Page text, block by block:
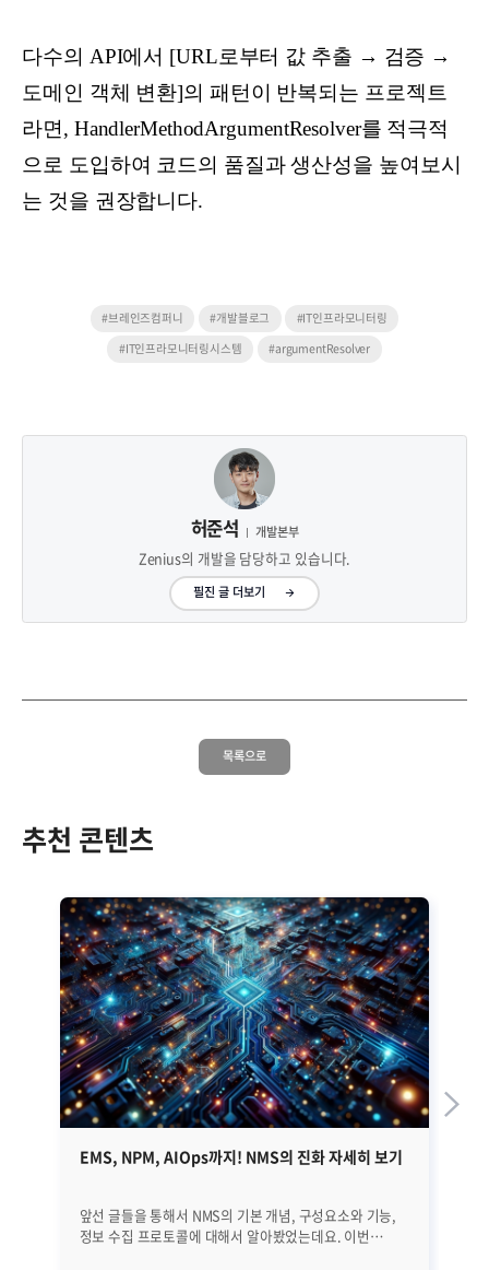
다수의 API에서 [URL로부터 값 추출 → 검증 →
도메인 객체 변환]의 패턴이 반복되는 프로젝트
라면, HandlerMethodArgumentResolver를 적극적
으로 도입하여 코드의 품질과 생산성을 높여보시
는 것을 권장합니다.
#브레인즈컴퍼니 #개발블로그
#IT인프라모니터링
#IT인프라모니터링시스템
#argumentResolver
허준석 개발본부
Zenius의 개발을 담당하고 있습니다.
필진 글 더보기
목록으로
추천 콘텐츠
EMS, NPM, AIOps까지! NMS의 진화 자세히 보기
앞선 글들을 통해서 NMS의 기본 개념, 구성요소와 기능,
정보 수집 프로토콜에 대해서 알아봤었는데요. 이번